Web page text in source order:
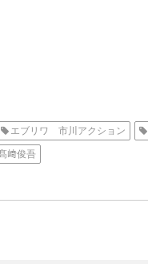
エブリワ 市川アクション
﨑俊吾